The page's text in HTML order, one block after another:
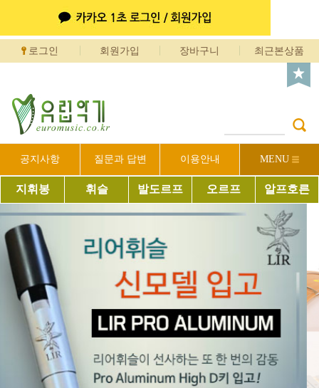
로그인 회원가입 장바구니 최근본상품
공지사항 질문과 답변 이용안내 MENU
지휘봉 휘슬 발도르프 오르프 알프호른